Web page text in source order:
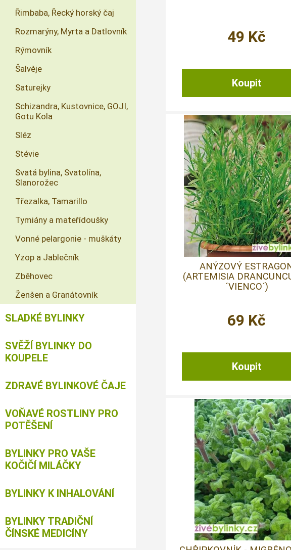
49 Kč
ANÝZOVÝ
(ARTEMISIA
´VIENCO´)
69 Kč
Řimbaba, Řecký horský čaj
Rozmarýny, Myrta a Datlovník
Rýmovník
Šalvěje
Saturejky
Schizandra, Kustovnice, GOJI,
Gotu Kola
Sléz
Stévie
Svatá bylina, Svatolína,
Slanorožec
Třezalka, Tamarillo
Tymiány a mateřídoušky
Vonné pelargonie - muškáty
Yzop a Jablečník
Zběhovec
Ženšen a Granátovník
SLADKÉ BYLINKY
SVĚŽÍ BYLINKY DO
KOUPELE
ZDRAVÉ BYLINKOVÉ ČAJE
VOŇAVÉ ROSTLINY PRO
POTĚŠENÍ
BYLINKY PRO VAŠE
KOČIČÍ MILÁČKY
BYLINKY K INHALOVÁNÍ
BYLINKY TRADIČNÍ
ČÍNSKÉ MEDICÍNY